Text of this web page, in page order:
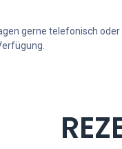
gerne telefonisch